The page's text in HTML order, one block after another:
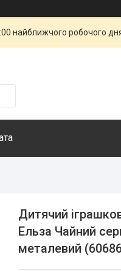
найближчого робочого
Дитячий
Ельза Чайний
металевий